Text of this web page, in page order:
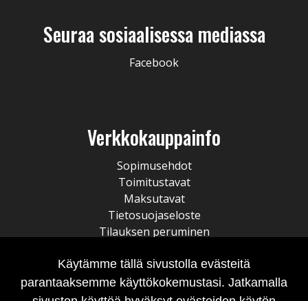
Seuraa sosiaalisessa mediassa
Facebook
Verkkokauppainfo
Sopimusehdot
Toimitustavat
Maksutavat
Tietosuojaseloste
Tilauksen peruminen
Käytämme tällä sivustolla evästeitä
parantaaksemme käyttökokemustasi. Jatkamalla